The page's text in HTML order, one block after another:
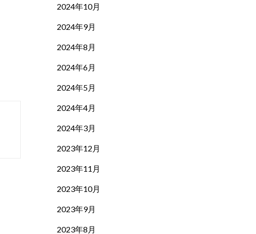
2024年10月
2024年9月
2024年8月
2024年6月
2024年5月
2024年4月
2024年3月
2023年12月
2023年11月
2023年10月
2023年9月
2023年8月